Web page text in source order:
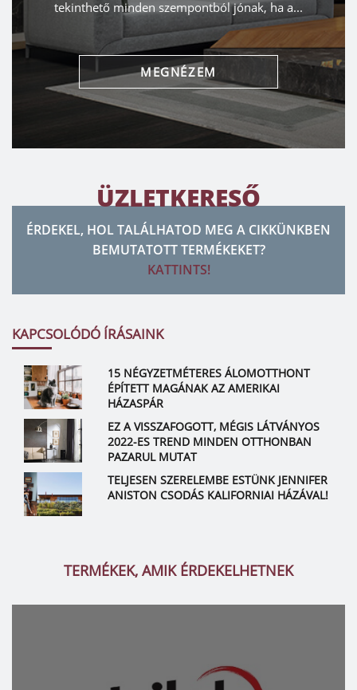
tekinthető minden szempontból jónak, ha a...
MEGNÉZEM
ÜZLETKERESŐ
ÉRDEKEL, HOL TALÁLHATOD MEG A CIKKÜNKBEN
BEMUTATOTT TERMÉKEKET?
KATTINTS!
KAPCSOLÓDÓ ÍRÁSAINK
15 NÉGYZETMÉTERES ÁLOMOTTHONT
ÉPÍTETT MAGÁNAK AZ AMERIKAI
HÁZASPÁR
EZ A VISSZAFOGOTT, MÉGIS LÁTVÁNYOS
2022-ES TREND MINDEN OTTHONBAN
PAZARUL MUTAT
TELJESEN SZERELEMBE ESTÜNK JENNIFER
ANISTON CSODÁS KALIFORNIAI HÁZÁVAL!
TERMÉKEK, AMIK ÉRDEKELHETNEK